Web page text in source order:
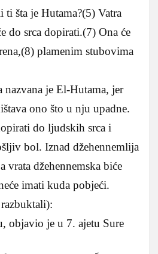
šta je Hutama?(5) Vatra
do srca dopirati.(7) Ona će
plamenim stubovima
nazvana je El-Hutama, jer
ono što u nju upadne.
do ljudskih srca i
bol. Iznad džehennemlija
vrata džehennemska biće
imati kuda pobjeći.
objavio je u 7. ajetu Sure